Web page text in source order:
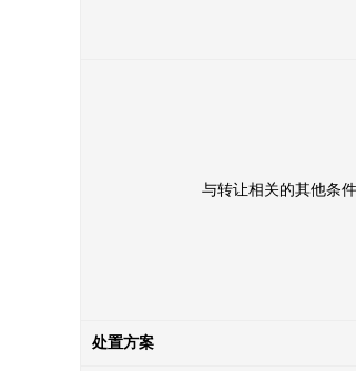
与转让相关的其他条件
处置方案